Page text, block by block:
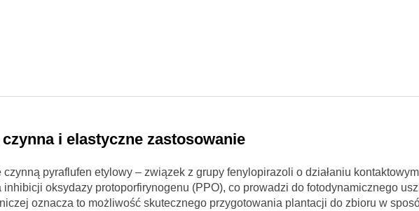
i elastyczne zastosowanie
pyraflufen etylowy – związek z grupy fenylopirazoli o działaniu
inhibicji oksydazy protoporfirynogenu (PPO), co prowadzi do fotodynamicznego
oznacza to możliwość skutecznego przygotowania plantacji do zbioru w